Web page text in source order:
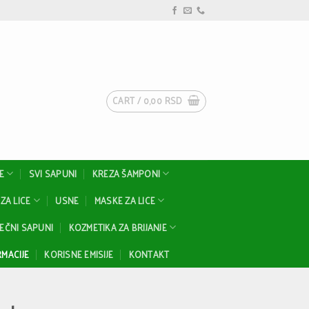
CART / 0,00 RSD
SVI SAPUNI
KREZA ŠAMPONI
LICE
USNE
MASKE ZA LICE
SAPUNI
KOZMETIKA ZA BRIJANJE
KORISNE EMISIJE KONTAKT